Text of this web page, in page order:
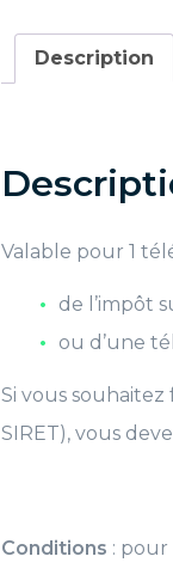
Description
Valable pour 1
de l’impôt
ou d’une
Si vous
SIRET), vous
Conditions : pour